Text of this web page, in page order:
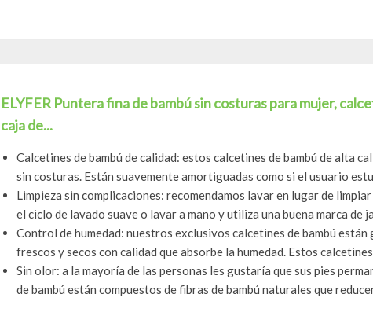
ELYFER Puntera fina de bambú sin costuras para mujer,
caja de...
Calcetines de bambú de calidad: estos calcetines de bambú de alta
sin costuras. Están suavemente amortiguadas como si el usuario
Limpieza sin complicaciones: recomendamos lavar en lugar de
el ciclo de lavado suave o lavar a mano y utiliza una buena marca de
Control de humedad: nuestros exclusivos calcetines de bambú
frescos y secos con calidad que absorbe la humedad. Estos
Sin olor: a la mayoría de las personas les gustaría que sus pies
de bambú están compuestos de fibras de bambú naturales que